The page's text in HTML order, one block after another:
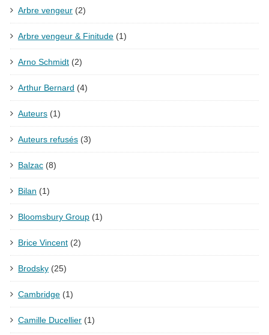
Arbre vengeur (2)
Arbre vengeur & Finitude (1)
Arno Schmidt (2)
Arthur Bernard (4)
Auteurs (1)
Auteurs refusés (3)
Balzac (8)
Bilan (1)
Bloomsbury Group (1)
Brice Vincent (2)
Brodsky (25)
Cambridge (1)
Camille Ducellier (1)